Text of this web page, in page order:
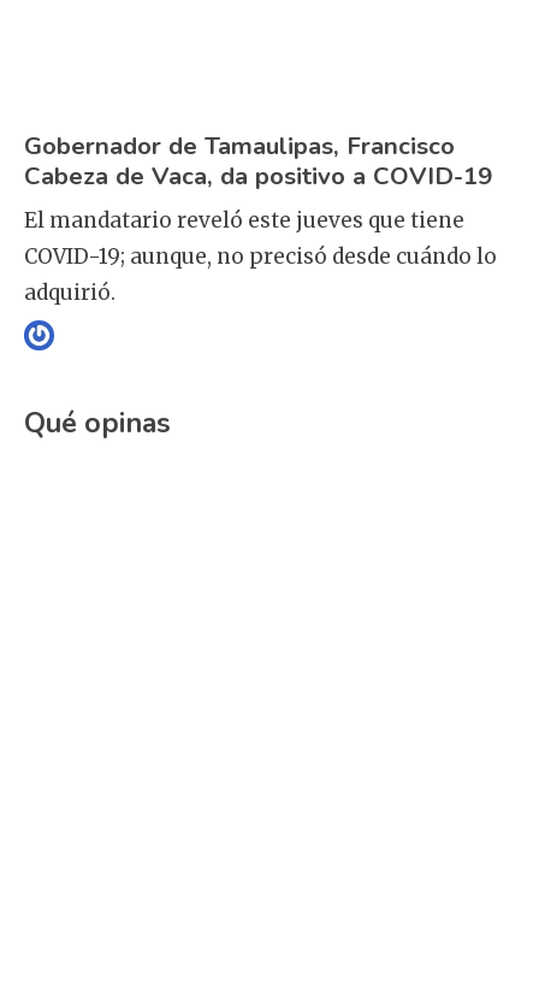
Gobernador de Tamaulipas, Francisco
Cabeza de Vaca, da positivo a COVID-19
El mandatario reveló este jueves que tiene
COVID-19; aunque, no precisó desde cuándo lo
adquirió.
Qué opinas